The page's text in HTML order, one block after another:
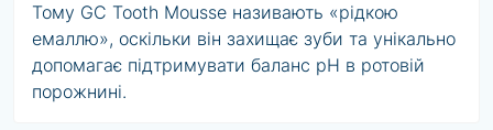
Тому GC Tooth Mousse називають «рідкою
емаллю», оскільки він захищає зуби та унікально
допомагає підтримувати баланс pH в ротовій
порожнині.